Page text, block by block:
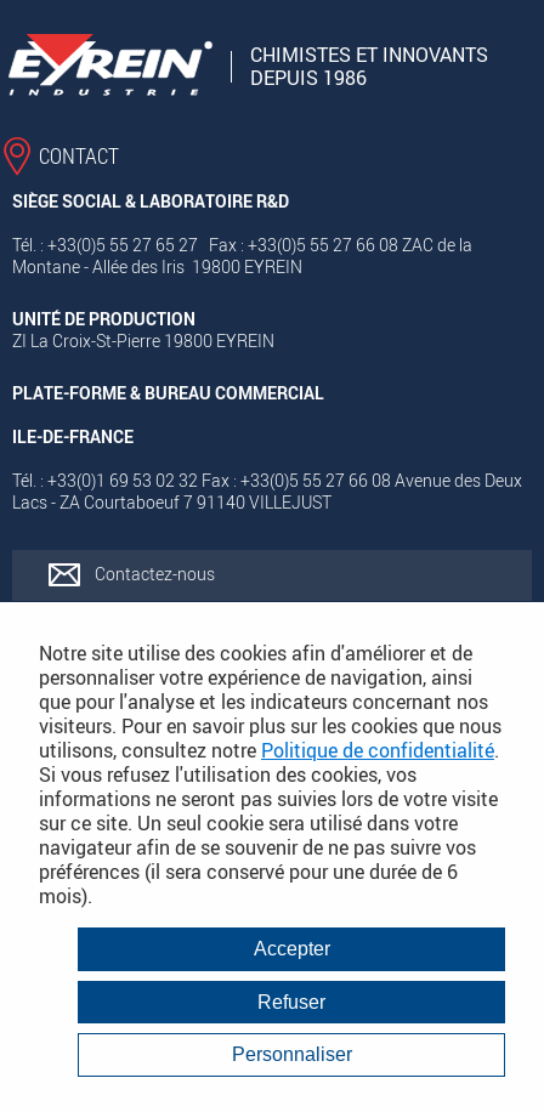
CHIMISTES ET INNOVANTS
DEPUIS 1986
CONTACT
SIÈGE SOCIAL & LABORATOIRE R&D
Tél. : +33(0)5 55 27 65 27 Fax : +33(0)5 55 27 66 08 ZAC de la
Montane - Allée des Iris 19800 EYREIN
UNITÉ DE PRODUCTION
ZI La Croix-St-Pierre 19800 EYREIN
PLATE-FORME & BUREAU COMMERCIAL
ILE-DE-FRANCE
Tél. : +33(0)1 69 53 02 32 Fax : +33(0)5 55 27 66 08 Avenue des Deux
Lacs - ZA Courtaboeuf 7 91140 VILLEJUST
Contactez-nous
Catalogues
Conditions Générales de Vente
PLAN DU SITE DÉTAILLÉ
Conditions Générales de Vente
Mentions légales
Politique de Confidentialité
Infos consommateurs
Notre site utilise des cookies afin d'améliorer et de
personnaliser votre expérience de navigation, ainsi
que pour l'analyse et les indicateurs concernant nos
visiteurs. Pour en savoir plus sur les cookies que nous
utilisons, consultez notre Politique de confidentialité.
Si vous refusez l'utilisation des cookies, vos
informations ne seront pas suivies lors de votre visite
sur ce site. Un seul cookie sera utilisé dans votre
navigateur afin de se souvenir de ne pas suivre vos
préférences (il sera conservé pour une durée de 6
mois).
Accepter
Refuser
Personnaliser